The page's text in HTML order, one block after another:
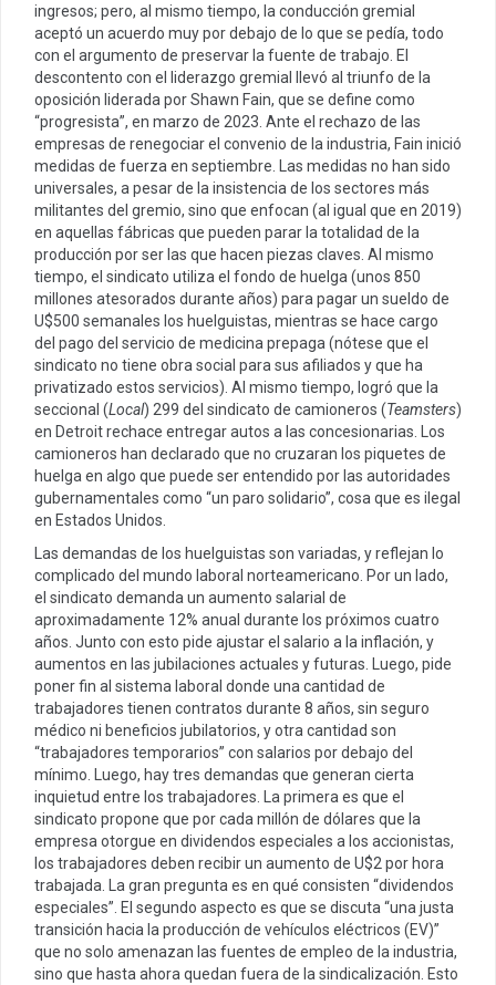
ingresos; pero, al mismo tiempo, la conducción gremial
aceptó un acuerdo muy por debajo de lo que se pedía, todo
con el argumento de preservar la fuente de trabajo. El
descontento con el liderazgo gremial llevó al triunfo de la
oposición liderada por Shawn Fain, que se define como
“progresista”, en marzo de 2023. Ante el rechazo de las
empresas de renegociar el convenio de la industria, Fain inició
medidas de fuerza en septiembre. Las medidas no han sido
universales, a pesar de la insistencia de los sectores más
militantes del gremio, sino que enfocan (al igual que en 2019)
en aquellas fábricas que pueden parar la totalidad de la
producción por ser las que hacen piezas claves. Al mismo
tiempo, el sindicato utiliza el fondo de huelga (unos 850
millones atesorados durante años) para pagar un sueldo de
U$500 semanales los huelguistas, mientras se hace cargo
del pago del servicio de medicina prepaga (nótese que el
sindicato no tiene obra social para sus afiliados y que ha
privatizado estos servicios). Al mismo tiempo, logró que la
seccional (Local) 299 del sindicato de camioneros (Teamsters)
en Detroit rechace entregar autos a las concesionarias. Los
camioneros han declarado que no cruzaran los piquetes de
huelga en algo que puede ser entendido por las autoridades
gubernamentales como “un paro solidario”, cosa que es ilegal
en Estados Unidos.
Las demandas de los huelguistas son variadas, y reflejan lo
complicado del mundo laboral norteamericano. Por un lado,
el sindicato demanda un aumento salarial de
aproximadamente 12% anual durante los próximos cuatro
años. Junto con esto pide ajustar el salario a la inflación, y
aumentos en las jubilaciones actuales y futuras. Luego, pide
poner fin al sistema laboral donde una cantidad de
trabajadores tienen contratos durante 8 años, sin seguro
médico ni beneficios jubilatorios, y otra cantidad son
“trabajadores temporarios” con salarios por debajo del
mínimo. Luego, hay tres demandas que generan cierta
inquietud entre los trabajadores. La primera es que el
sindicato propone que por cada millón de dólares que la
empresa otorgue en dividendos especiales a los accionistas,
los trabajadores deben recibir un aumento de U$2 por hora
trabajada. La gran pregunta es en qué consisten “dividendos
especiales”. El segundo aspecto es que se discuta “una justa
transición hacia la producción de vehículos eléctricos (EV)”
que no solo amenazan las fuentes de empleo de la industria,
sino que hasta ahora quedan fuera de la sindicalización. Esto